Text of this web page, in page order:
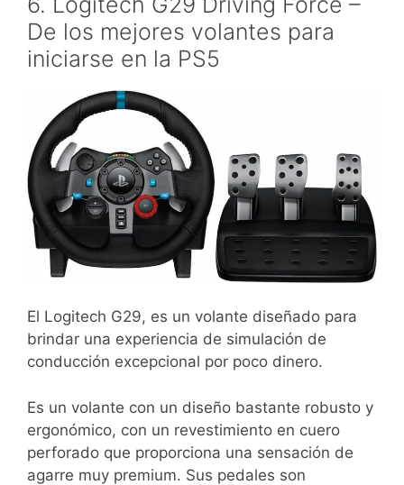
De los mejores volantes para
iniciarse en la PS5
El Logitech G29, es un volante diseñado para
brindar una experiencia de simulación de
conducción excepcional por poco dinero.
Es un volante con un diseño bastante robusto y
ergonómico, con un revestimiento en cuero
perforado que proporciona una sensación de
agarre muy premium. Sus pedales son